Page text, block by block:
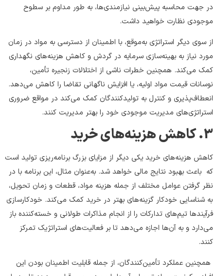
در جهت محاسبه پیش‌بینی نیازمندی‌ها، به طور مداوم بر سطوح
موجودی نظارت خواهید داشت.
از سوی دیگر استراتژی به‌موقع، با اطمینان از دسترسی به مواد در زمان
مورد نیاز به بهینه‌سازی سرمایه در گردش و کاهش هزینه‌های نگهداری
کمک می‌کند. همچنین خطرات ناشی از اختلالات زنجیره تأمین،
نوسانات قیمت مواد اولیه، یا افزایش ناگهانی تقاضا را کاهش می‌دهد.
انعطاف‌پذیری و کنترل به تولیدکنندگان کمک می‌کند در مواقع ضروری
استراتژی‌های مدیریت موجودی خود را بهتر مدیریت کنند.
3. کاهش هزینه‌های خرید
کاهش هزینه‌های خرید یکی دیگر از مزایای بزرگ برنامه‌ریزی تولید است
که باعث بهبود نتایج مالی خواهد شد. به‌عنوان مثال، این برنامه با در
نظر گرفتن عوامل مختلف از جمله هزینه مواد، قطعات و زمان تحویل،
به شناسایی خودکار گزینه‌های بهتر در خرید کمک می‌کند. خودکارسازی
فرآیندها تیم‌های تدارکات را از انجام مذاکرات طولانی و خسته‌کننده باز
می‌دارد و به آن‌ها اجازه می‌دهد تا بر فعالیت‌های استراتژیک تمرکز
کنند.
همچنین عملکرد تأمین‌کنندگان، از جمله قابلیت اطمینان بودن این